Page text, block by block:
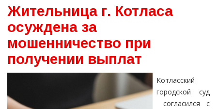
Жительница г. Котласа
осуждена за
мошенничество при
получении выплат
Котласский
городской суд
согласился с